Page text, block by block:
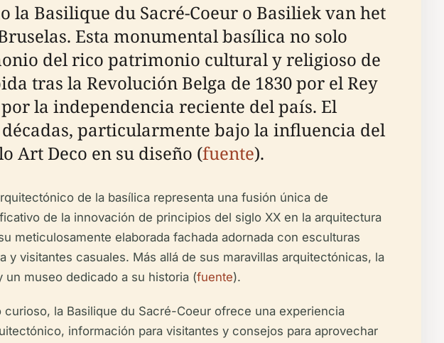
la Basilique du Sacré-Coeur o Basiliek van het
Esta monumental basílica no solo
del rico patrimonio cultural y religioso de
tras la Revolución Belga de 1830 por el Rey
la independencia reciente del país. El
particularmente bajo la influencia del
Art Deco en su diseño (fuente).
de la basílica representa una fusión única de
de la innovación de principios del siglo XX en la arquitectura
meticulosamente elaborada fachada adornada con esculturas
visitantes casuales. Más allá de sus maravillas arquitectónicas, la
museo dedicado a su historia (fuente).
la Basilique du Sacré-Coeur ofrece una experiencia
información para visitantes y consejos para aprovechar